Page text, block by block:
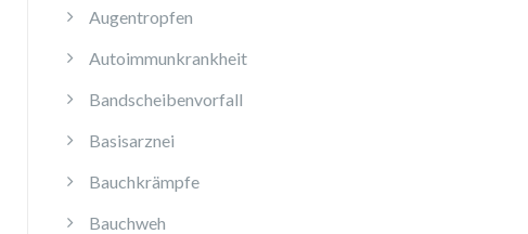
Augentropfen
Autoimmunkrankheit
Bandscheibenvorfall
Basisarznei
Bauchkrämpfe
Bauchweh